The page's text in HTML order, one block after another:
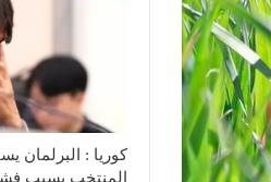
كوريا : البرلمان
المنتخب بسبب